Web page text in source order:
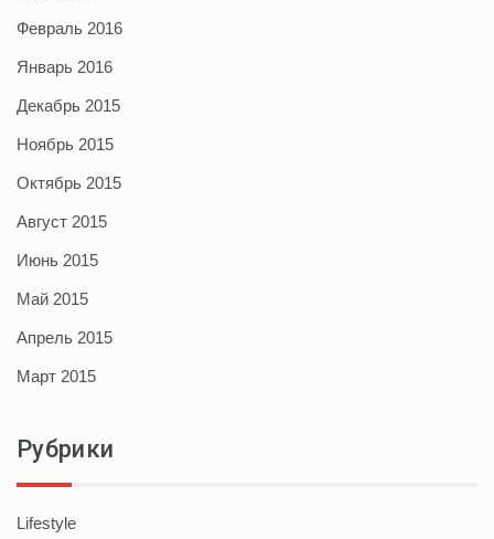
Февраль 2016
Январь 2016
Декабрь 2015
Ноябрь 2015
Октябрь 2015
Август 2015
Июнь 2015
Май 2015
Апрель 2015
Март 2015
Рубрики
Lifestyle